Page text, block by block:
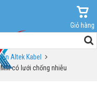
Giỏ hàng
Altek Kabel
có lưới chống nhiễu